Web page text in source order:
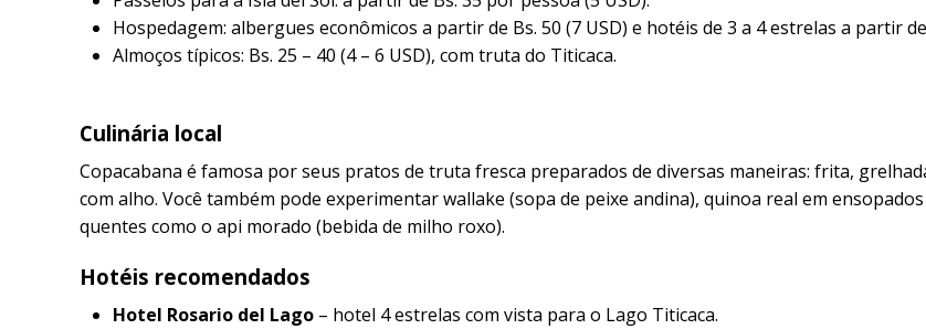
Hospedagem: albergues econômicos a partir de Bs. 50 (7 USD) e hotéis de 3 a 4 estrelas a partir de
Almoços típicos: Bs. 25 – 40 (4 – 6 USD), com truta do Titicaca.
Culinária local
Copacabana é famosa por seus pratos de truta fresca preparados de diversas maneiras: frita,
com alho. Você também pode experimentar wallake (sopa de peixe andina), quinoa real em
quentes como o api morado (bebida de milho roxo).
Hotéis recomendados
Hotel Rosario del Lago – hotel 4 estrelas com vista para o Lago Titicaca.